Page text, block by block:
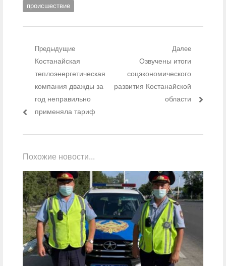
происшествие
Навигация по записям
Предыдущие
Предыдущий пост:
Костанайская
теплоэнергетическая
компания дважды за
год неправильно
применяла тариф
Далее
Следующий пост:
Озвучены итоги
соцэкономического
развития Костанайской
области
Похожие новости...